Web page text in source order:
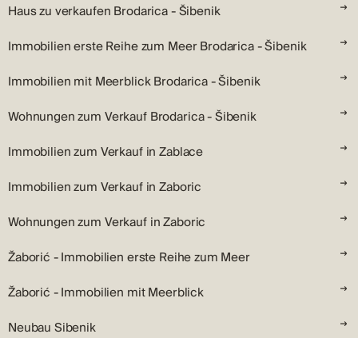
Haus zu verkaufen Brodarica - Šibenik
Immobilien erste Reihe zum Meer Brodarica - Šibenik
Immobilien mit Meerblick Brodarica - Šibenik
Wohnungen zum Verkauf Brodarica - Šibenik
Immobilien zum Verkauf in Zablace
Immobilien zum Verkauf in Zaboric
Wohnungen zum Verkauf in Zaboric
Žaborić - Immobilien erste Reihe zum Meer
Žaborić - Immobilien mit Meerblick
Neubau Sibenik